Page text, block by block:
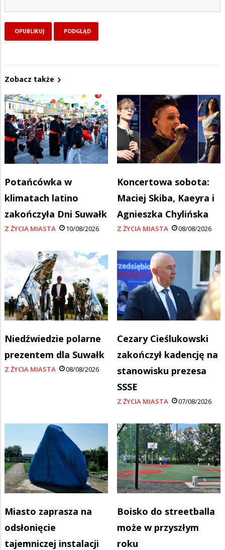
Zobacz także
Potańcówka w
klimatach latino
zakończyła Dni Suwałk
Z ŻYCIA MIASTA 10/08/2026
Koncertowa sobota:
Maciej Skiba, Kaeyra i
Agnieszka Chylińska
Z ŻYCIA MIASTA 08/08/2026
Niedźwiedzie polarne
prezentem dla Suwałk
Z ŻYCIA MIASTA 08/08/2026
Cezary Cieślukowski
zakończył kadencję na
stanowisku prezesa
SSSE
Z ŻYCIA MIASTA 07/08/2026
Miasto zaprasza na
odsłonięcie
tajemniczej instalacji
Boisko do streetballa
może w przyszłym
roku